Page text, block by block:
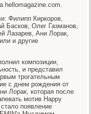
hellomagazine.com.
Филипп Киркоров,
Басков, Олег Газманов,
Лазарев, Ани Лорак,
и другие
композиции,
и представил
трогательным
с днем рождения от
Лорак, которая после
мотив Happy
появление